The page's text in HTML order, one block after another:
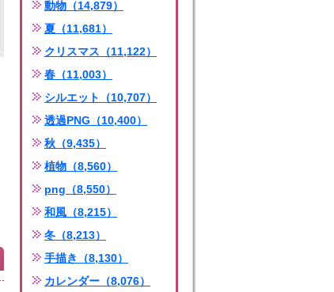
動物（14,879）
夏（11,681）
クリスマス（11,122）
春（11,003）
シルエット（10,707）
透過PNG（10,400）
秋（9,435）
植物（8,560）
png（8,550）
和風（8,215）
冬（8,213）
手描き（8,130）
カレンダー（8,076）